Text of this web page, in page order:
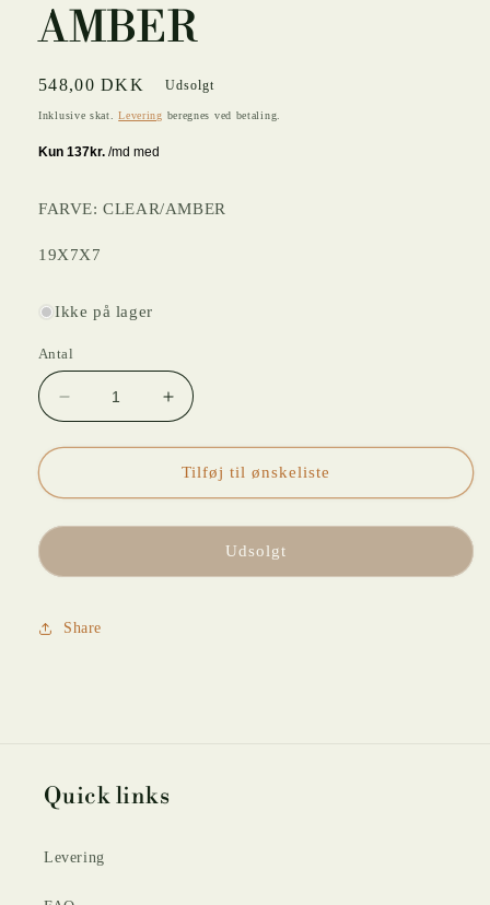
AMBER
Normalpris
548,00 DKK Udsolgt
Inklusive skat.Levering beregnes ved betaling.
FARVE: CLEAR/AMBER
19X7X7
Ikke på lager
Antal
Reducer
antallet
for
KRYSTALSTAGE
AMBER
Øg
antallet
for
KRYSTALSTAGE
AMBER
Tilføj til ønskeliste
Udsolgt
Share
Quick links
Levering